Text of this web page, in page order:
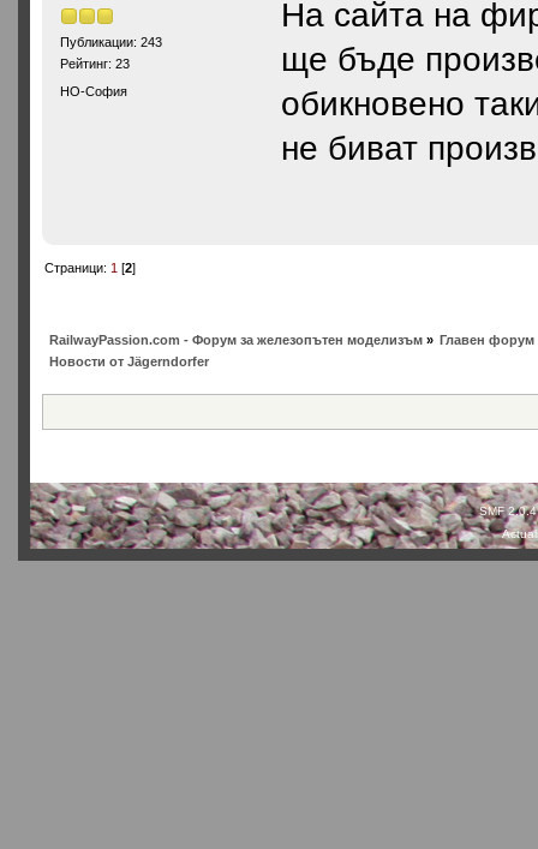
Публикации: 243
Рейтинг: 23
HO-София
На сайта на
ще бъде
обикновено
не биват
Страници: 1 [2]
RailwayPassion.com - Форум за железопътен моделизъм»
Главен форум
Новости от Jägerndorfer
SMF 2.0.4